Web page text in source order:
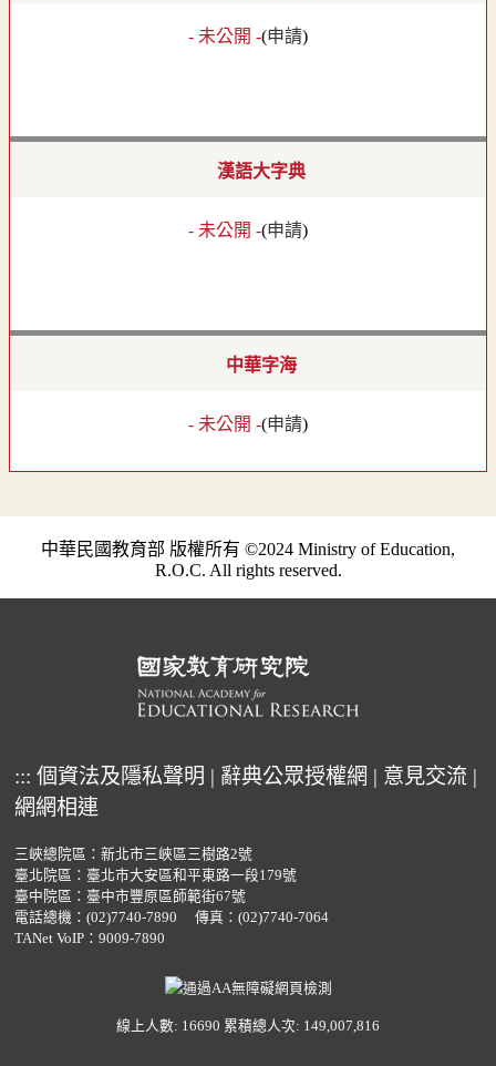
- 未公開 -(申請)
漢語大字典
- 未公開 -(申請)
中華字海
- 未公開 -(申請)
中華民國教育部 版權所有 ©2024 Ministry of Education,
R.O.C. All rights reserved.
::: 個資法及隱私聲明 | 辭典公眾授權網 | 意見交流 |
網網相連
三峽總院區：新北市三峽區三樹路2號
臺北院區：臺北市大安區和平東路一段179號
臺中院區：臺中市豐原區師範街67號
電話總機： (02)7740-7890
傳真：(02)7740-7064
TANet VoIP：9009-7890
線上人數: 16690 累積總人次: 149,007,816